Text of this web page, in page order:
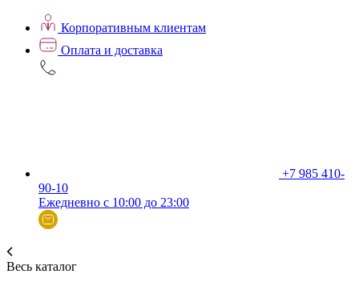
Корпоративным клиентам
Оплата и доставка
+7 985 410-
90-10
Ежедневно с 10:00 до 23:00
Весь каталог